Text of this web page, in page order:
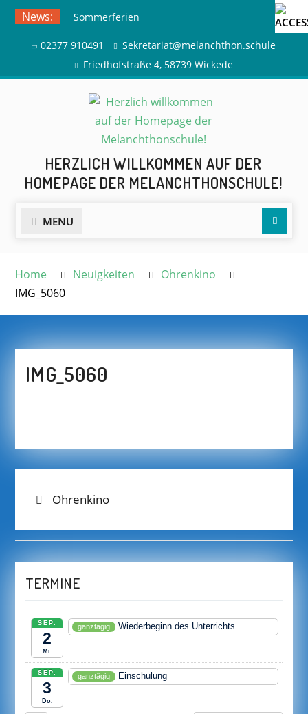
Skip
content
News:
Sommerferien
Ausflug zur Freilichtbühne
Herdringen
02377 910491
Sekretariat@melanchthon.schule
Friedhofstraße 4, 58739 Wickede
HERZLICH WILLKOMMEN AUF DER
HOMEPAGE DER MELANCHTHONSCHULE!
MENU
Home Neuigkeiten
Ohrenkino
IMG_5060
IMG_5060
BEITRAGS-
Previous
Ohrenkino
TERMINE
SEP.
2
Mi.
ganztägig Wiederbeginn des Unterrichts
SEP.
3
Do.
ganztägig Einschulung